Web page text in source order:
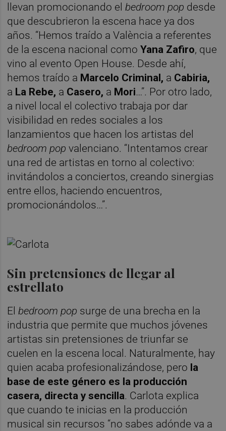
llevan promocionando elbedroom pop desde
que descubrieron la escena hace ya dos
años. “Hemos traído a València a referentes
de la escena nacional comoYana Zafiro, que
vino al evento Open House. Desde ahí,
hemos traído a Marcelo Criminal, a Cabiria,
a La Rebe, a Casero, a Mori…”. Por otro lado,
a nivel local el colectivo trabaja por dar
visibilidad en redes sociales a los
lanzamientos que hacen los artistas del
bedroom pop valenciano. “Intentamos crear
una red de artistas en torno al colectivo:
invitándolos a conciertos, creando sinergias
entre ellos, haciendo encuentros,
promocionándolos…”.
Sin pretensiones de llegar al
estrellato
Elbedroom pop surge de una brecha en la
industria que permite que muchos jóvenes
artistas sin pretensiones de triunfar se
cuelen en la escena local. Naturalmente, hay
quien acaba profesionalizándose, pero la
base de este género es la producción
casera, directa y sencilla. Carlota explica
que cuando te inicias en la producción
musical sin recursos “no sabes adónde va a